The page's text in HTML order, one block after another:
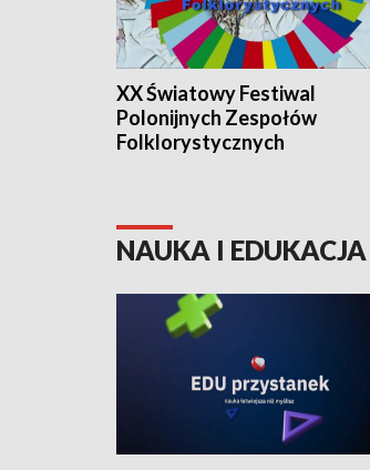
XX Światowy Festiwal
Polonijnych Zespołów
Folklorystycznych
NAUKA I EDUKACJA